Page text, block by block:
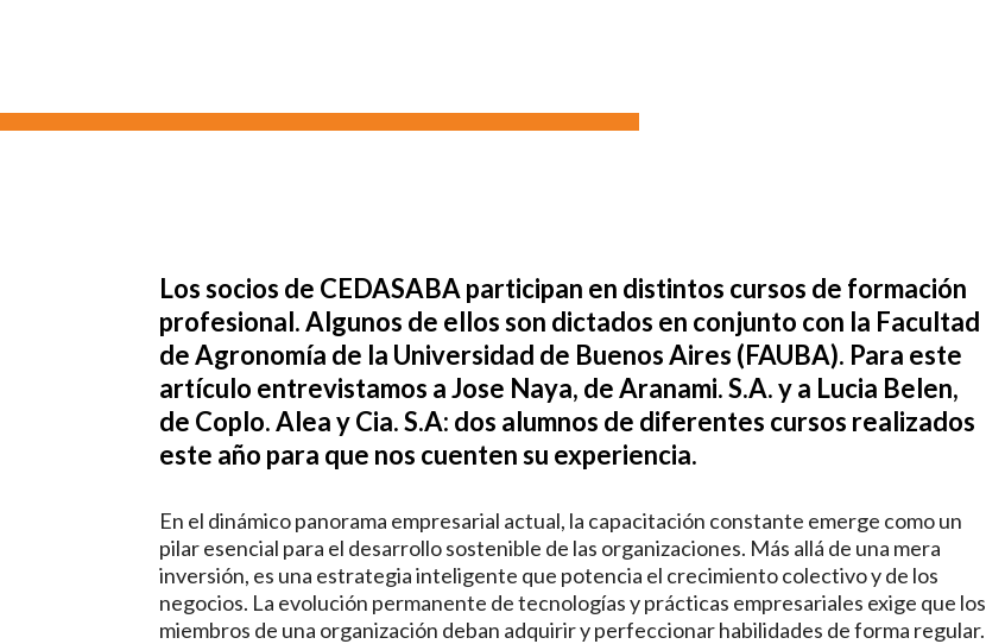
Los socios de CEDASABA participan en distintos cursos de formación
profesional. Algunos de ellos son dictados en conjunto con la Facultad
de Agronomía de la Universidad de Buenos Aires (FAUBA). Para este
artículo entrevistamos a Jose Naya, de Aranami. S.A. y a Lucia Belen,
de Coplo. Alea y Cia. S.A: dos alumnos de diferentes cursos realizados
este año para que nos cuenten su experiencia.
En el dinámico panorama empresarial actual, la capacitación constante emerge como un
pilar esencial para el desarrollo sostenible de las organizaciones. Más allá de una mera
inversión, es una estrategia inteligente que potencia el crecimiento colectivo y de los
negocios. La evolución permanente de tecnologías y prácticas empresariales exige que los
miembros de una organización deban adquirir y perfeccionar habilidades de forma regular.